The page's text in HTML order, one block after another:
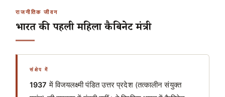
राजनीतिक जीवन
भारत की पहली महिला कैबिनेट मंत्री
संक्षेप में
1937 में विजयलक्ष्मी पंडित उत्तर प्रदेश (तत्कालीन संयुक्त